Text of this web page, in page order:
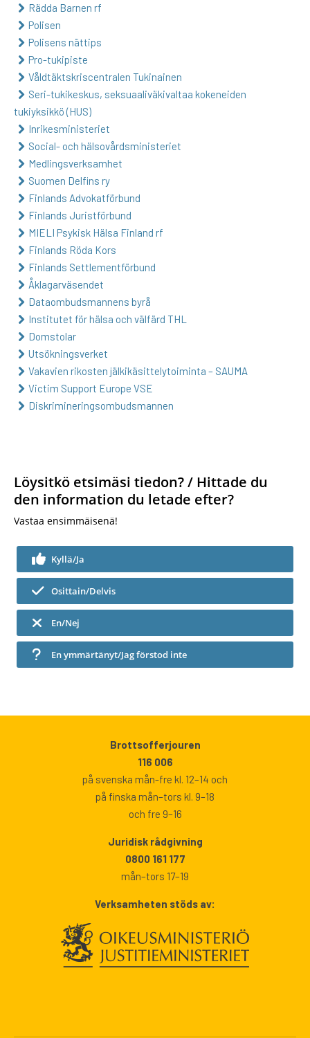
Rädda Barnen rf
Polisen
Polisens nättips
Pro-tukipiste
Våldtäktskriscentralen Tukinainen
Seri-tukikeskus, seksuaaliväkivaltaa kokeneiden
tukiyksikkö (HUS)
Inrikesministeriet
Social- och hälsovårdsministeriet
Medlingsverksamhet
Suomen Delfins ry
Finlands Advokatförbund
Finlands Juristförbund
MIELI Psykisk Hälsa Finland rf
Finlands Röda Kors
Finlands Settlementförbund
Åklagarväsendet
Dataombudsmannens byrå
Institutet för hälsa och välfärd THL
Domstolar
Utsökningsverket
Vakavien rikosten jälkikäsittelytoiminta – SAUMA
Victim Support Europe VSE
Diskrimineringsombudsmannen
Löysitkö etsimäsi tiedon? / Hittade du
den information du letade efter?
Vastaa ensimmäisenä!
Kyllä/Ja
Osittain/Delvis
En/Nej
En ymmärtänyt/Jag förstod inte
Brottsofferjouren
116 006
på svenska mån-fre kl. 12–14 och
på finska mån–tors kl. 9–18
och fre 9–16
Juridisk rådgivning
0800 161 177
mån–tors 17–19
Verksamheten stöds av: